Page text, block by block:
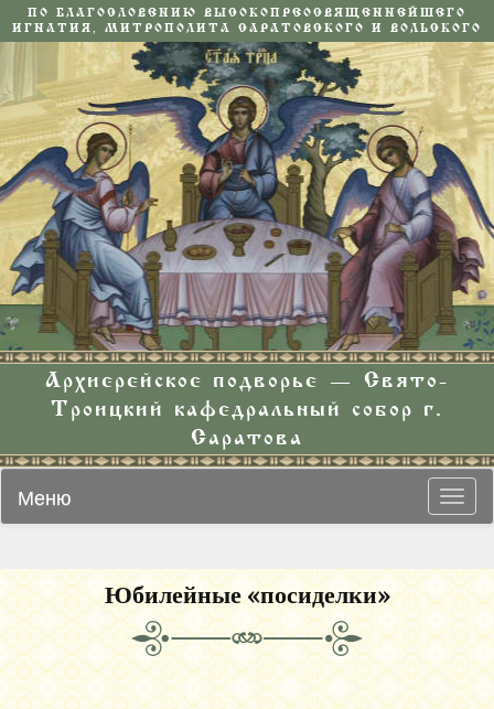
ПО БЛАГОСЛОВЕНИЮ ВЫСОКОПРЕОСВЯЩЕННЕЙШЕГО
ИГНАТИЯ, МИТРОПОЛИТА САРАТОВСКОГО И ВОЛЬСКОГО
Архиерейское подворье — Свято-
Троицкий кафедральный собор г.
Саратова
Меню
Юбилейные «посиделки»